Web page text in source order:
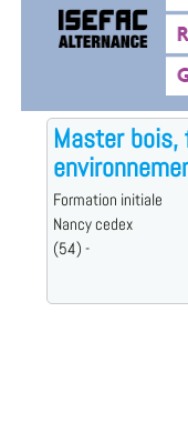
Master bois,
Formation initiale
Nancy cedex
(54) -